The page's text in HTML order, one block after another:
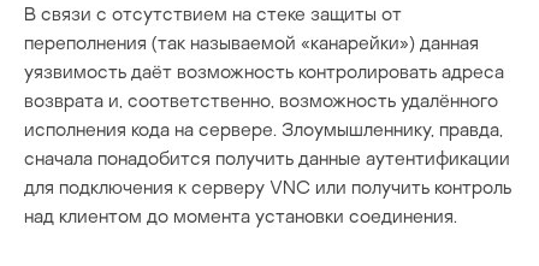
В связи с отсутствием на стеке защиты от
переполнения (так называемой «канарейки») данная
уязвимость даёт возможность контролировать адреса
возврата и, соответственно, возможность удалённого
исполнения кода на сервере. Злоумышленнику, правда,
сначала понадобится получить данные аутентификации
для подключения к серверу VNC или получить контроль
над клиентом до момента установки соединения.